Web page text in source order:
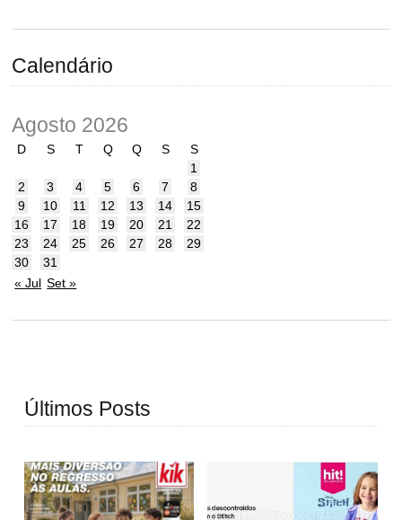
Calendário
Agosto 2026
D S T Q Q S
S
1
2
3 4 5 6 7
8
9
10 11 12 13 14
15
16
17 18 19 20 21
22
23
24 25 26 27 28
29
30
31
« Jul Set »
Últimos Posts